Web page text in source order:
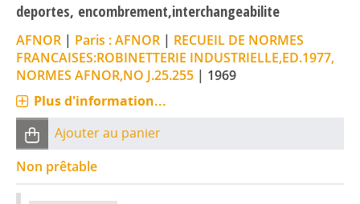
deportes, encombrement,interchangeabilite
AFNOR | Paris : AFNOR | RECUEIL DE NORMES
FRANCAISES:ROBINETTERIE INDUSTRIELLE,ED.1977,
NORMES AFNOR,NO J.25.255 | 1969
Plus d'information...
Ajouter au panier
Non prêtable